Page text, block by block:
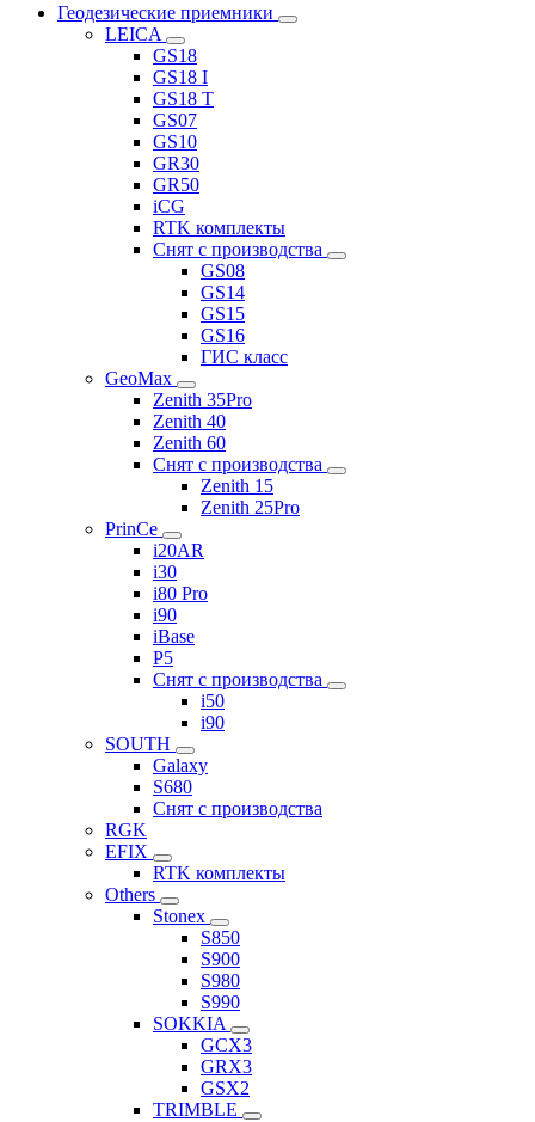
Геодезические приемники
LEICA
GS18
GS18 I
GS18 T
GS07
GS10
GR30
GR50
iCG
RTK комплекты
Снят с производства
GS08
GS14
GS15
GS16
ГИС класс
GeoMax
Zenith 35Pro
Zenith 40
Zenith 60
Снят с производства
Zenith 15
Zenith 25Pro
PrinCe
i20AR
i30
i80 Pro
i90
iBase
P5
Снят с производства
i50
i90
SOUTH
Galaxy
S680
Снят с производства
RGK
EFIX
RTK комплекты
Others
Stonex
S850
S900
S980
S990
SOKKIA
GCX3
GRX3
GSX2
TRIMBLE